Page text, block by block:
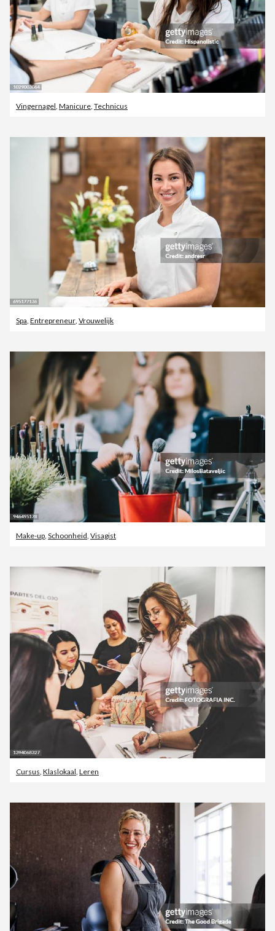
Vingernagel, Manicure, Technicus
Spa, Entrepreneur, Vrouwelijk
Make-up Schoonheid Visagist
Cursus Klaslokaal Leren